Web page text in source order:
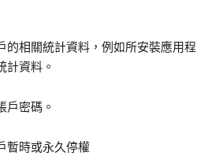
的相關統計資料，例如所安裝應用程
計資料。
戶密碼。
暫時或永久停權